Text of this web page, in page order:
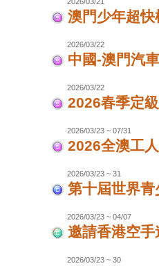
澳門少年超快
2026/03/22
中國-澳門汽
2026/03/22
2026春季定
2026/03/23 ~ 07/31
2026全澳工
2026/03/23 ~ 31
第十屆世界
2026/03/23 ~ 04/07
邀請香港空
2026/03/23 ~ 30